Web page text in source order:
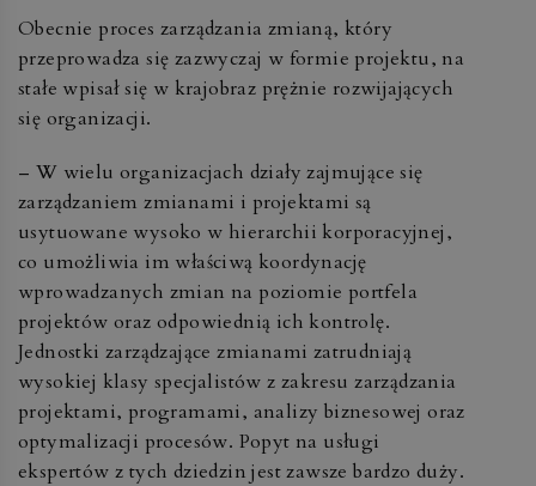
Obecnie proces zarządzania zmianą, który
przeprowadza się zazwyczaj w formie projektu, na
stałe wpisał się w krajobraz prężnie rozwijających
się organizacji.
– W wielu organizacjach działy zajmujące się
zarządzaniem zmianami i projektami są
usytuowane wysoko w hierarchii korporacyjnej,
co umożliwia im właściwą koordynację
wprowadzanych zmian na poziomie portfela
projektów oraz odpowiednią ich kontrolę.
Jednostki zarządzające zmianami zatrudniają
wysokiej klasy specjalistów z zakresu zarządzania
projektami, programami, analizy biznesowej oraz
optymalizacji procesów. Popyt na usługi
ekspertów z tych dziedzin jest zawsze bardzo duży.